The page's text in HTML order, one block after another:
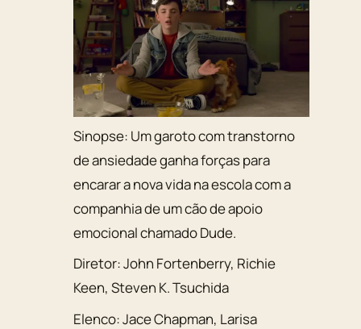
Sinopse: Um garoto com transtorno
de ansiedade ganha forças para
encarar a nova vida na escola com a
companhia de um cão de apoio
emocional chamado Dude.
Diretor:John Fortenberry, Richie
Keen, Steven K. Tsuchida
Elenco:Jace Chapman, Larisa